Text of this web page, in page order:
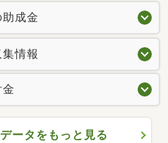
成金
情報
ータをもっと見る